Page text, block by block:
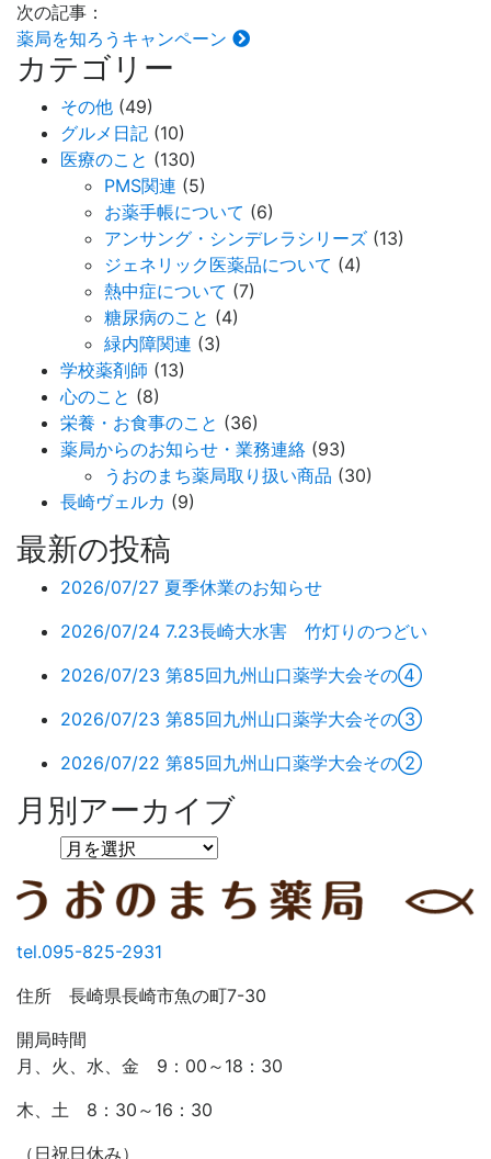
次の記事：
薬局を知ろうキャンペーン
カテゴリー
その他 (49)
グルメ日記 (10)
医療のこと (130)
PMS関連 (5)
お薬手帳について (6)
アンサング・シンデレラシリーズ (13)
ジェネリック医薬品について (4)
熱中症について (7)
糖尿病のこと (4)
緑内障関連 (3)
学校薬剤師 (13)
心のこと (8)
栄養・お食事のこと (36)
薬局からのお知らせ・業務連絡 (93)
うおのまち薬局取り扱い商品 (30)
長崎ヴェルカ (9)
最新の投稿
2026/07/27 夏季休業のお知らせ
2026/07/24 7.23長崎大水害 竹灯りのつどい
2026/07/23 第85回九州山口薬学大会その④
2026/07/23 第85回九州山口薬学大会その③
2026/07/22 第85回九州山口薬学大会その②
月別アーカイブ
tel.095-825-2931
住所 長崎県長崎市魚の町7-30
開局時間
月、火、水、金 9：00～18：30
木、土 8：30～16：30
（日祝日休み）